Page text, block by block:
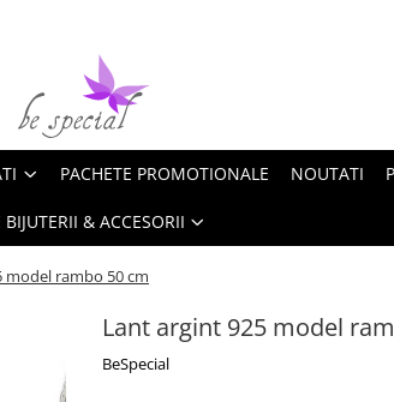
PACHETE PROMOTIONALE NOUTATI
BIJUTERII & ACCESORII
model rambo 50 cm
Lant argint 925 model
BeSpecial